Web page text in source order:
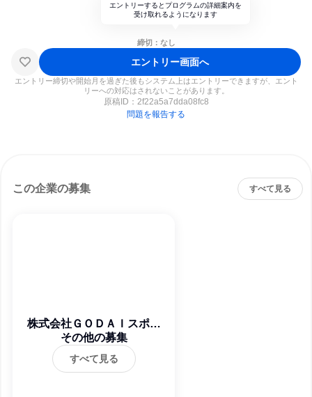
エントリーするとプログラムの詳細案内を
受け取れるようになります
締切：なし
エントリー画面へ
エントリー締切や開始月を過ぎた後もシステム上はエントリーできますが、エント
リーへの対応はされないことがあります。
原稿ID： 2f22a5a7dda08fc8
問題を報告する
この企業の募集 すべて見る
株式会社ＧＯＤＡＩスポー
ツエンターテイメント
その他の募集
すべて見る